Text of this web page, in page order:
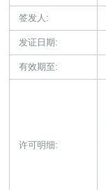
签发人:
发证日期:
有效期至:
许可明细: